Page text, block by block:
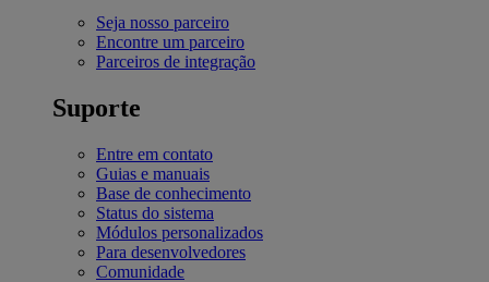
Seja nosso parceiro
Encontre um parceiro
Parceiros de integração
Suporte
Entre em contato
Guias e manuais
Base de conhecimento
Status do sistema
Módulos personalizados
Para desenvolvedores
Comunidade